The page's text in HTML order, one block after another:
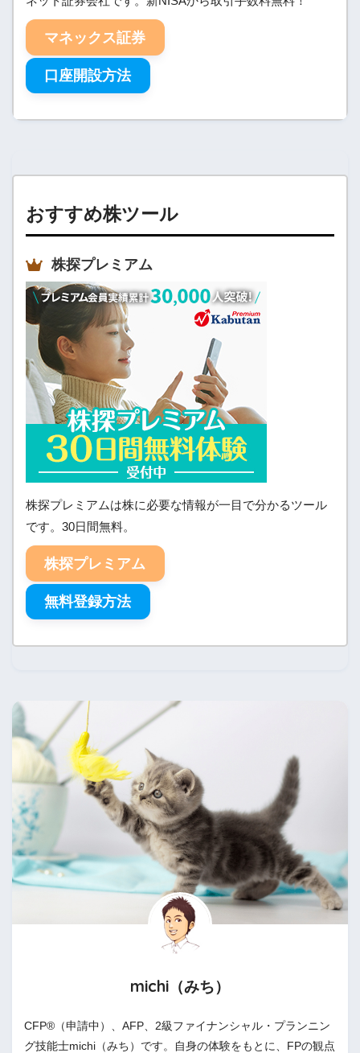
マネックス証券
口座開設方法
おすすめ株ツール
株探プレミアム
株探プレミアムは株に必要な情報が一目で分かるツール
です。30日間無料。
株探プレミアム
無料登録方法
michi（みち）
CFP®（申請中）、AFP、2級ファイナンシャル・プランニン
グ技能士michi（みち）です。自身の体験をもとに、FPの観点